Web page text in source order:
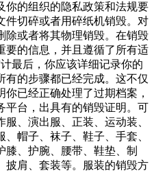
你的组织的隐私政策和法规要
件切碎或者用碎纸机销毁。对
除或者将其物理销毁。在销毁
要的信息，并且遵循了所有适
最后，你应该详细记录你的
有的步骤都已经完成。这不仅
已经正确处理了过期档案，
台，出具有的销毁证明。可
、演出服、正装、运动装、
帽子、袜子、鞋子、手套、
膝、护腕、腰带、鞋垫、制
披肩、套装等。服装的销毁方